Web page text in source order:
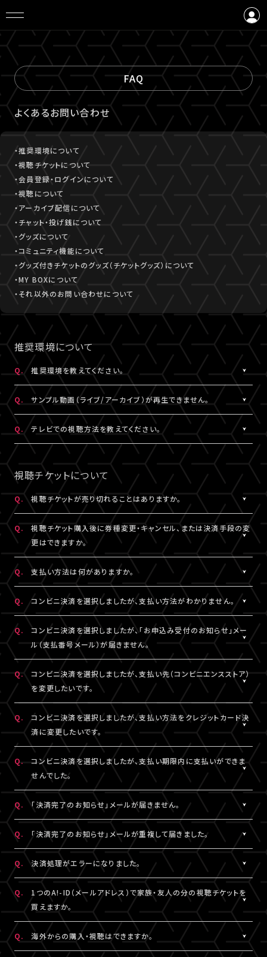
会員登録
FAQ
よくあるお問い合わせ
・推奨環境について
・視聴チケットについて
・会員登録・ログインについて
・視聴について
・アーカイブ配信について
・チャット・投げ銭について
・グッズについて
・コミュニティ機能について
・グッズ付きチケットのグッズ（チケットグッズ）について
・MY BOXについて
・それ以外のお問い合わせについて
推奨環境について
Q. 推奨環境を教えてください。
A. こちらより推奨環境をご確認ください。
Q. サンプル動画（ライブ/アーカイブ）が再生できません。
A. 推奨環境 をご確認ください。推奨環境でも再生できない場合はこち
らにお問い合わせください。
Q. テレビでの視聴方法を教えてください。
A. テレビでの視聴方法の⼀例を こちら
でご紹介しております。
テレビ視聴は、当サービスの推奨環境ではありません。
参考にされる際は、あくまで推奨環境ではないことをご理解・ご了
承のうえ、事前にテスト視聴をお試しください。
※テレビでのご視聴中に生じた不具合に関しては、当サービスは
一切の責任を負いかねます。
※テレビ等での視聴をご希望の場合は、サンプル動画視聴ページ
でサンプル動画の映像と音声が正常に再生できることをご確認の
うえ、ご自身の判断で視聴チケットのご購入をご検討ください。
視聴チケットについて
Q. 視聴チケットが売り切れることはありますか。
原則、視聴チケットの売り切れはございません。ただし公演・券種に
よっては枚数に限りがある場合がございます。
詳細はチケット販売ページでご確認ください。
Q.
視聴チケット購入後に券種変更・キャンセル、または決済手段の変
更はできますか。
A.
一度決済を完了された視聴チケットの券種変更・キャンセルは一切
お受けできません。
※クレジットカード決済の場合、即時決済となります。
※コンビニ決済の場合、お支払いがお済みでない場合のみ、券種
変更・キャンセルが可能です。
Q. 支払い方法は何がありますか。
クレジットカード決済、コンビニ決済がご利用いただけます。
決済の明細には「LIVESHIP」と表示されます。
Q. コンビニ決済を選択しましたが、支払い方法がわかりません。
A. コンビニ決済の支払い方法は、下記よりご確認ください。
■コンビニ決済支払い方法（手順4以降）
□ローソン・ミニストップ
https://www.sbpayment.jp/support/how_to_pay/cvs/
□ファミリーマート
https://www.sbpayment.jp/support/how_to_pay/cvs/
□セイコーマート
https://www.sbpayment.jp/support/how_to_pay/cvs/
Q.
コンビニ決済を選択しましたが、「お申込み受付のお知らせ」メー
ル（支払番号メール）が届きません。
A.
コンビニ決済を選択された場合、「お申込み受付のお知らせ」メー
ル（支払番号メール）は、視聴チケット販売ページでご入力いただ
いたA!-ID（メールアドレス）宛に【@liveship.tokyo】ドメインから
配信しております。
“迷惑メール”として自動振り分け・受信拒否されていないかご確
認ください。
支払番号は、「マイページ」内「チケット購入情報」にも記載されて
おりますので、メールが未着の場合は上記をご確認のうえ、期限内
にお手続きください。
「マイページ」に記載がない場合や、支払期限を超過した場合は、
再度、チケット販売ページより、お手続きをお願いいたします。
Q.
コンビニ決済を選択しましたが、支払い先（コンビニエンスストア）
を変更したいです。
コンビニ決済の支払先（コンビニエンスストア）を変更する場合は、
「マイページ」内「チケット購入情報」より、支払先を変更したいチケ
ットを選択。
「支払い方法・コンビニの変更」から、「コンビニ決済をキャンセル」
を押してください。
コンビニ決済のキャンセル後、再度「マイページ」内「チケット購入
情報」にアクセスいただくと、「新たに手続きする」というボタンが
表示されます。
こちらより、改めてお手続きください。
※コンビニ決済のキャンセルには、15分ほどお時間がかかります。
※「決済取消中」のアイコンが表示されている間はお手続きができ
ません。
Q.
コンビニ決済を選択しましたが、支払い方法をクレジットカード決
済に変更したいです。
A.
コンビニ決済未入金の場合は、支払い方法をクレジットカード決済
に変更していただけます。
「マイページ」内「チケット購入情報」より、支払方法を変更したいチ
ケットを選択。
「支払い方法・コンビニの変更」から、「コンビニ決済をキャンセル」
を押してください。
コンビニ決済のキャンセル後、再度「マイページ」内「チケット購入
情報」にアクセスいただくと、「新たに手続きする」というボタンが
表示されます。
こちらより、クレジットカード決済を選択のうえ、改めてお手続きく
ださい。
※コンビニ決済のキャンセルには、15分ほどお時間がかかります。
※「決済取消中」のアイコンが表示されている間はお手続きができ
ません。
Q.
コンビニ決済を選択しましたが、支払い期限内に支払いができま
せんでした。
支払い期限を過ぎてしまった場合は、再度、チケット販売ページか
らご購入手続きをお願いします。
Q. 「決済完了のお知らせ」メールが届きません。
A.
「決済完了のお知らせ」メールは、チケットご購入時にLIVESHIPに
ご登録いただいたA!-ID（メールアドレス）宛に
【@liveship.tokyo】ドメインから配信しております。
“迷惑メール”として自動振り分け・受信拒否されていないかご確
認ください。
「決済完了のお知らせ」メールが届かない場合は、「マイページ」内
「チケット購入情報」にてご確認ください。
チケットご購入済みの場合は、「決済完了のお知らせ」メールが届
Q. 「決済完了のお知らせ」メールが重複して届きました。
A.
「決済完了のお知らせ」メールが2通以上届いた場合、誤ってチケッ
トを重複してご購入されている可能性がございます。
詳細を記載のうえ、こちら よりご連絡ください。
Q. 決済処理がエラーになりました。
A.
▼コンビニ決済にて、よくあるエラー
「髙」・「﨑」のような環境依存文字をお名前にご使用された場合、
コンビニシステム側の仕様により、受付できないエラーが発生する
ことがあります。環境依存文字でご登録の場合は、マイページ「基
本情報」内「会員情報」より常用漢字などにご変更いただくか、クレ
Q.
1つのA!-ID（メールアドレス）で家族・友人の分の視聴チケットを
買えますか。
A.
1つのA!-ID（メールアドレス）からご購入いただける視聴チケット
は、ご本人様の1枚分だけになります。ご視聴される方がそれぞれ
Q. 海外からの購入・視聴はできますか。